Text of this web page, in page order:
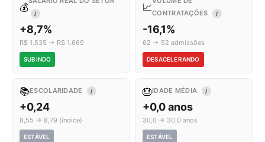
💰
I
+8,7%
R$ 1.535 → R$ 1.669
SUBINDO
📈CONTRATAÇÕES
I
-16,1%
62 → 52 admissões
DESACELERANDO
📚ESCOLARIDADE I
+0,24
8,55 → 8,79 (índice)
ESTÁVEL
🎂IDADE MÉDIA I
+0,0 anos
30,0 → 30,0 anos
ESTÁVEL